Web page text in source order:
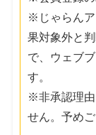
※じゃらんア
果対象外と
で、ウェブ
す。
※非承認理由
せん。予め